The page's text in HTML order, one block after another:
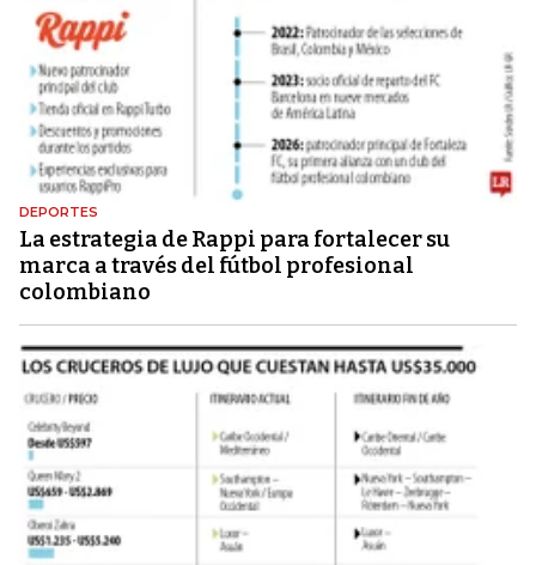
DEPORTES
La estrategia de Rappi para fortalecer su
marca a través del fútbol profesional
colombiano